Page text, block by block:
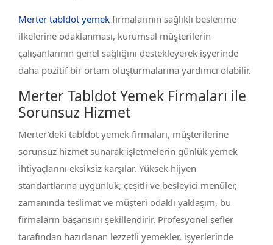
Merter tabldot yemek firmalarının sağlıklı beslenme
ilkelerine odaklanması, kurumsal müşterilerin
çalışanlarının genel sağlığını destekleyerek işyerinde
daha pozitif bir ortam oluşturmalarına yardımcı olabilir.
Merter Tabldot Yemek Firmaları ile
Sorunsuz Hizmet
Merter'deki tabldot yemek firmaları, müşterilerine
sorunsuz hizmet sunarak işletmelerin günlük yemek
ihtiyaçlarını eksiksiz karşılar. Yüksek hijyen
standartlarına uygunluk, çeşitli ve besleyici menüler,
zamanında teslimat ve müşteri odaklı yaklaşım, bu
firmaların başarısını şekillendirir. Profesyonel şefler
tarafından hazırlanan lezzetli yemekler, işyerlerinde